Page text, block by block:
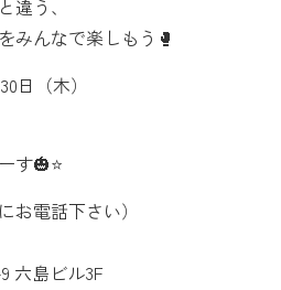
う、
みんなで楽しもう🥊
日（木）
す🎃⭐️
お電話下さい）
六島ビル3F